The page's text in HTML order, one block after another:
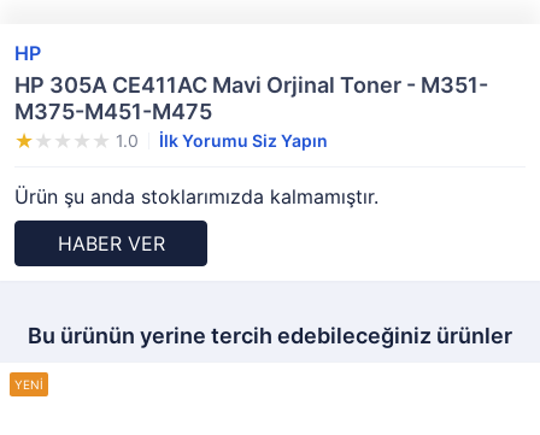
HP
HP 305A CE411AC Mavi Orjinal Toner - M351-
M375-M451-M475
1.0 İlk Yorumu Siz Yapın
Ürün şu anda stoklarımızda kalmamıştır.
HABER VER
Bu ürünün yerine tercih edebileceğiniz ürünler